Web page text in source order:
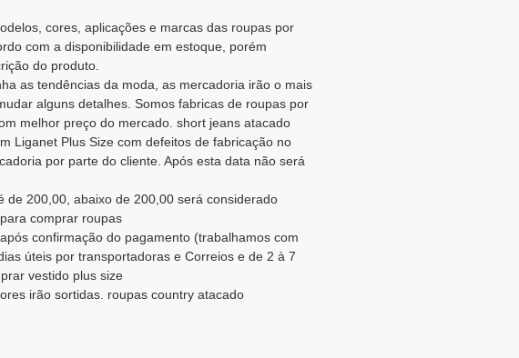
cores, aplicações e marcas das roupas por
com a disponibilidade em estoque, porém
do produto.
as tendências da moda, as mercadoria irão o mais
alguns detalhes. Somos fabricas de roupas por
melhor preço do mercado. short jeans atacado
Liganet Plus Size com defeitos de fabricação no
por parte do cliente. Após esta data não será
200,00, abaixo de 200,00 será considerado
comprar roupas
confirmação do pagamento (trabalhamos com
úteis por transportadoras e Correios e de 2 à 7
vestido plus size
irão sortidas. roupas country atacado